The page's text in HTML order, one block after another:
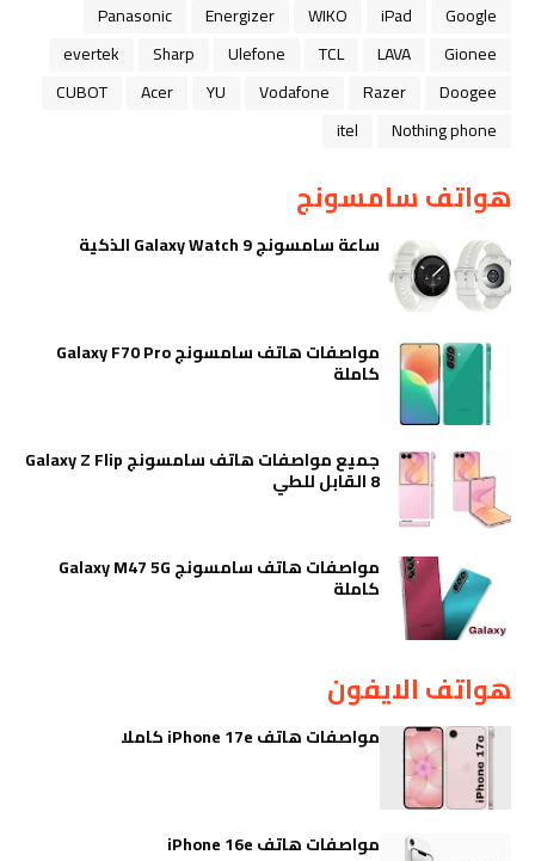
Google
iPad
WIKO
Energizer
Panasonic
Gionee
LAVA
TCL
Ulefone
Sharp
evertek
Doogee
Razer
Vodafone
YU
Acer
CUBOT
Nothing phone
itel
هواتف سامسونج
ساعة سامسونج Galaxy Watch 9 الذكية
مواصفات هاتف سامسونج Galaxy F70 Pro
كاملة
جميع مواصفات هاتف سامسونج Galaxy Z Flip
8 القابل للطي
مواصفات هاتف سامسونج Galaxy M47 5G
كاملة
هواتف الايفون
مواصفات هاتف iPhone 17e كاملا
مواصفات هاتف iPhone 16e